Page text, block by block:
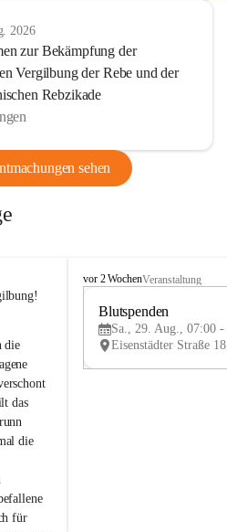
2026
zur Bekämpfung der
Vergilbung der Rebe und der
Rebzikade
sehen
die
das
die
für
B
e
vor 2 WochenVeranstaltung
Blutspenden
Sa., 29. Aug., 07:00 -